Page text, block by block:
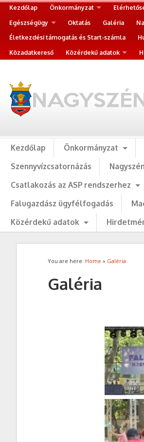
Kezdőlap Önkormányzat
Egészségügy
Oktatás Galéria
Életkezdési támogatás és Start-számla
Közadatkereső
Közérdekű adatok
Kezdőlap Önkormányzat
Szennyvízcsatornázás
Csatlakozás az ASP rendszerhez
Falugazdász ügyfélfogadás
Közérdekű adatok
You are here: Home » Galéria
Galéria